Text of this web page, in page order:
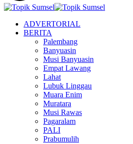
ADVERTORIAL
BERITA
Palembang
Banyuasin
Musi Banyuasin
Empat Lawang
Lahat
Lubuk Linggau
Muara Enim
Muratara
Musi Rawas
Pagaralam
PALI
Prabumulih